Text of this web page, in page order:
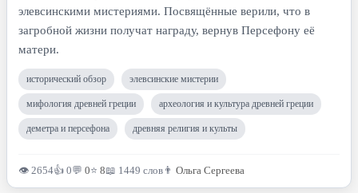
элевсинскими мистериями. Посвящённые верили, что в
загробной жизни получат награду, вернув Персефону её
матери.
исторический обзор элевсинские мистерии
мифология древней греции археология и культура древней греции
деметра и персефона древняя религия и культы
👁 2654👍 0💬 0⭐ 8📖 1449 слов 👨 Ольга Сергеева